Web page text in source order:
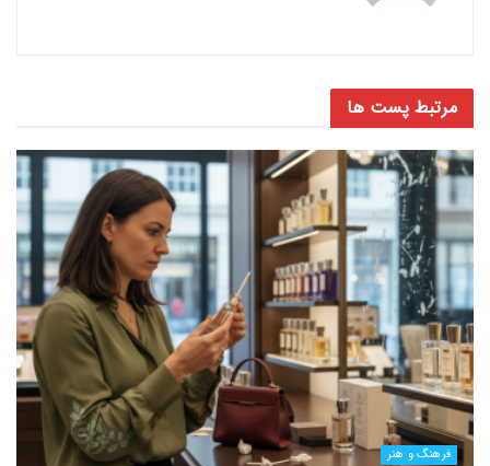
مرتبط پست ها
فرهنگ و هنر